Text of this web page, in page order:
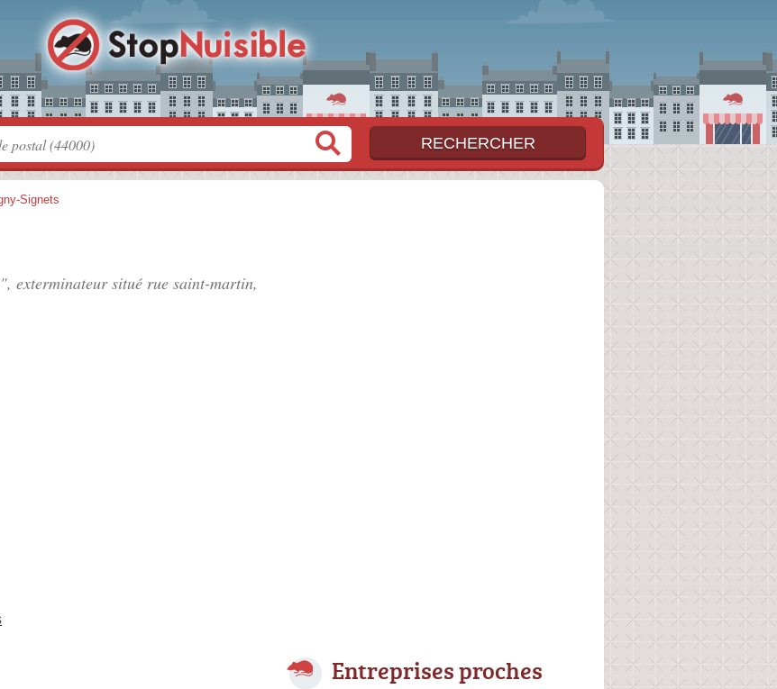
Signets
exterminateur situé rue saint-martin,
Entreprises proches